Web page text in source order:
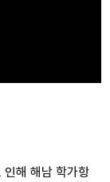
인해 해남 학가항